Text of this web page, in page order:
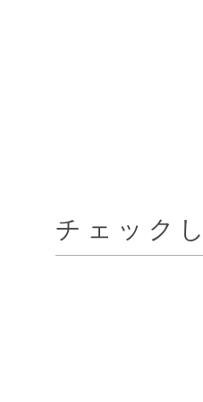
チェック